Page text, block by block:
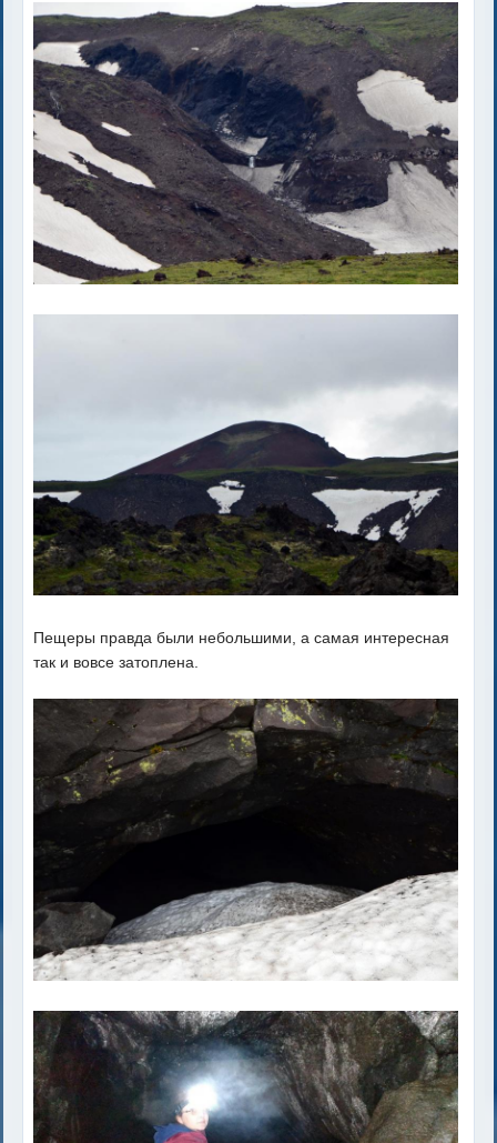
Пещеры правда были небольшими, а самая интересная
так и вовсе затоплена.